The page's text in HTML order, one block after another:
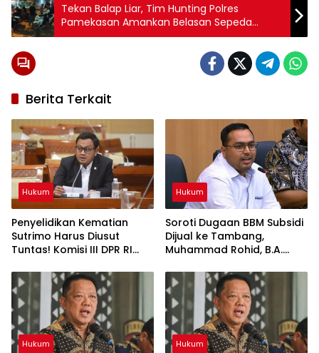
Tekan Balap Liar, Tim Hunting Polres
Pamekasan Amankan Belasan Sepeda
Motor Knalpot Brong
Berita Terkait
Hukum
Penyelidikan Kematian
Sutrimo Harus Diusut
Tuntas! Komisi III DPR RI
Segera Beri Kepastian
Hukum
Hukum
Soroti Dugaan BBM Subsidi
Dijual ke Tambang,
Muhammad Rohid, B.A.
Tegas
Hukum Hukum